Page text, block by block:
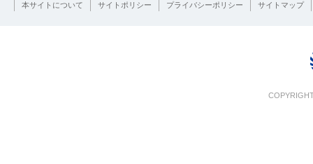
本サイトについて サイトポリシー プライバシーポリシー サイトマップ